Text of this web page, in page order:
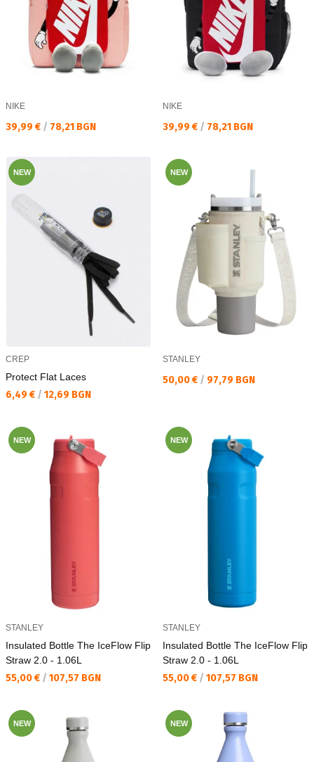
NIKE
Текуща цена:
39,99 € / 78,21 BGN
NIKE
Текуща цена:
39,99 € / 78,21 BGN
NEW
CREP
Protect Flat Laces
Текуща цена:
6,49 € / 12,69 BGN
NEW
STANLEY
Текуща цена:
50,00 € / 97,79 BGN
NEW
STANLEY
Insulated Bottle The IceFlow Flip
Straw 2.0 - 1.06L
Текуща цена:
55,00 € / 107,57 BGN
NEW
STANLEY
Insulated Bottle The IceFlow Flip
Straw 2.0 - 1.06L
Текуща цена:
55,00 € / 107,57 BGN
NEW NEW